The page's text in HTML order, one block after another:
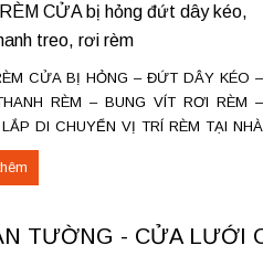
CỬA bị hỏng đứt dây kéo,
treo, rơi rèm
CỬA BỊ HỎNG – ĐỨT DÂY KÉO –
RÈM – BUNG VÍT RƠI RÈM –
DI CHUYỂN VỊ TRÍ RÈM TẠI NHÀ
& TPHCM. Dịch vụ sửa rèm cửa tại
Hà Nội & TPHCM, đội thợ sửa chữa
TƯỜNG - CỬA LƯỚI